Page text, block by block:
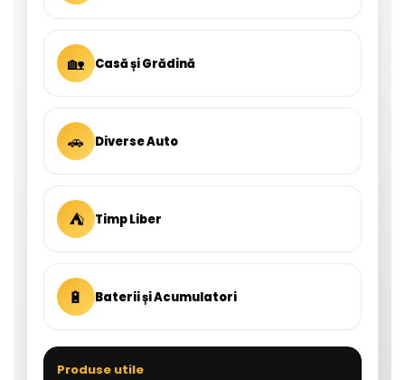
🏡 Casă și Grădină
🚗 Diverse Auto
⛺ Timp Liber
🔋 Baterii și Acumulatori
Produse utile